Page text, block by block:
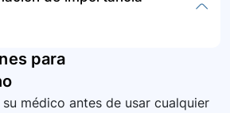
entumecimiento en las
el seguimiento del estado
Es esencial seguir las
y reportar cualquier
duda relacionada con el uso
para
médico antes de usar cualquier